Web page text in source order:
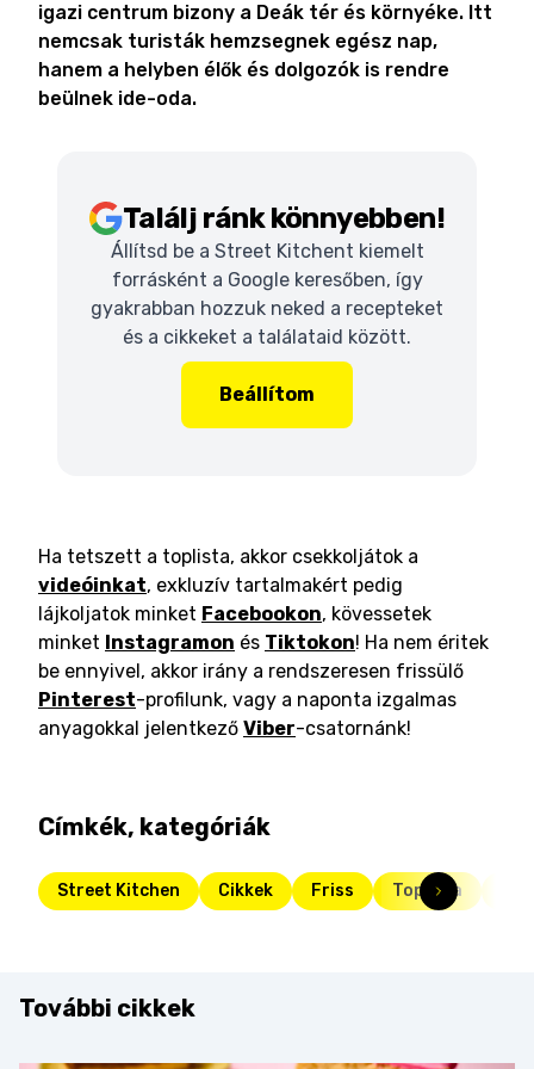
igazi centrum bizony a Deák tér és környéke. Itt
nemcsak turisták hemzsegnek egész nap,
hanem a helyben élők és dolgozók is rendre
beülnek ide-oda.
Találj ránk könnyebben!
Állítsd be a Street Kitchent kiemelt
forrásként a Google keresőben, így
gyakrabban hozzuk neked a recepteket
és a cikkeket a találataid között.
Beállítom
Ha tetszett a toplista, akkor csekkoljátok a
videóinkat, exkluzív tartalmakért pedig
lájkoljatok minket Facebookon, kövessetek
minket Instagramon és Tiktokon! Ha nem éritek
be ennyivel, akkor irány a rendszeresen frissülő
Pinterest-profilunk, vagy a naponta izgalmas
anyagokkal jelentkező Viber-csatornánk!
Címkék, kategóriák
Street Kitchen Cikkek Friss Toplista
További cikkek